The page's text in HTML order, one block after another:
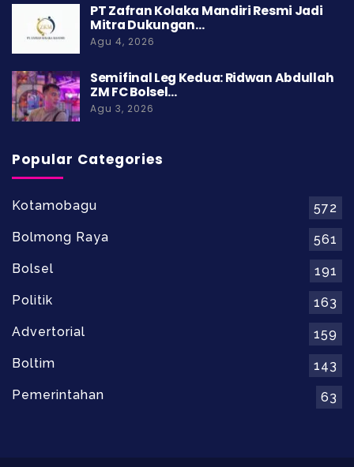
PT Zafran Kolaka Mandiri Resmi Jadi
Mitra Dukungan…
Agu 4, 2026
Semifinal Leg Kedua: Ridwan Abdullah
ZM FC Bolsel…
Agu 3, 2026
Popular Categories
Kotamobagu
572
Bolmong Raya
561
Bolsel
191
Politik
163
Advertorial
159
Boltim
143
Pemerintahan
63